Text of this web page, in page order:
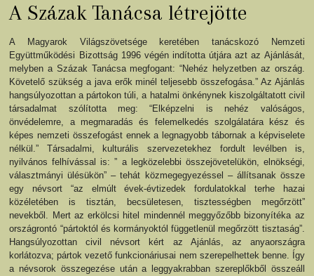
A Százak Tanácsa létrejötte
A Magyarok Világszövetsége keretében tanácskozó Nemzeti
Együttműködési Bizottság 1996 végén indította útjára azt az Ajánlását,
melyben a Százak Tanácsa megfogant: “Nehéz helyzetben az ország.
Követelő szükség a java erők minél teljesebb összefogása.” Az Ajánlás
hangsúlyozottan a pártokon túli, a hatalmi önkénynek kiszolgáltatott civil
társadalmat szólította meg: “Elképzelni is nehéz valóságos,
önvédelemre, a megmaradás és felemelkedés szolgálatára kész és
képes nemzeti összefogást ennek a legnagyobb tábornak a képviselete
nélkül.” Társadalmi, kulturális szervezetekhez fordult levélben is,
nyilvános felhívással is: ” a legközelebbi összejövetelükön, elnökségi,
választmányi ülésükön” – tehát közmegegyezéssel – állítsanak össze
egy névsort “az elmúlt évek-évtizedek fordulatokkal terhe hazai
közéletében is tisztán, becsületesen, tisztességben megőrzött”
nevekből. Mert az erkölcsi hitel mindennél meggyőzőbb bizonyítéka az
országrontó “pártoktól és kormányoktól függetlenül megőrzött tisztaság”.
Hangsúlyozottan civil névsort kért az Ajánlás, az anyaországra
korlátozva; pártok vezető funkcionáriusai nem szerepelhettek benne. Így
a névsorok összegezése után a leggyakrabban szereplőkből összeáll